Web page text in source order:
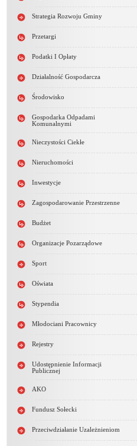
Strategia Rozwoju Gminy
Przetargi
Podatki I Opłaty
Działalność Gospodarcza
Środowisko
Gospodarka Odpadami
Komunalnymi
Nieczystości Ciekłe
Nieruchomości
Inwestycje
Zagospodarowanie Przestrzenne
Budżet
Organizacje Pozarządowe
Sport
Oświata
Stypendia
Młodociani Pracownicy
Rejestry
Udostępnienie Informacji
Publicznej
AKO
Fundusz Sołecki
Przeciwdziałanie Uzależnieniom